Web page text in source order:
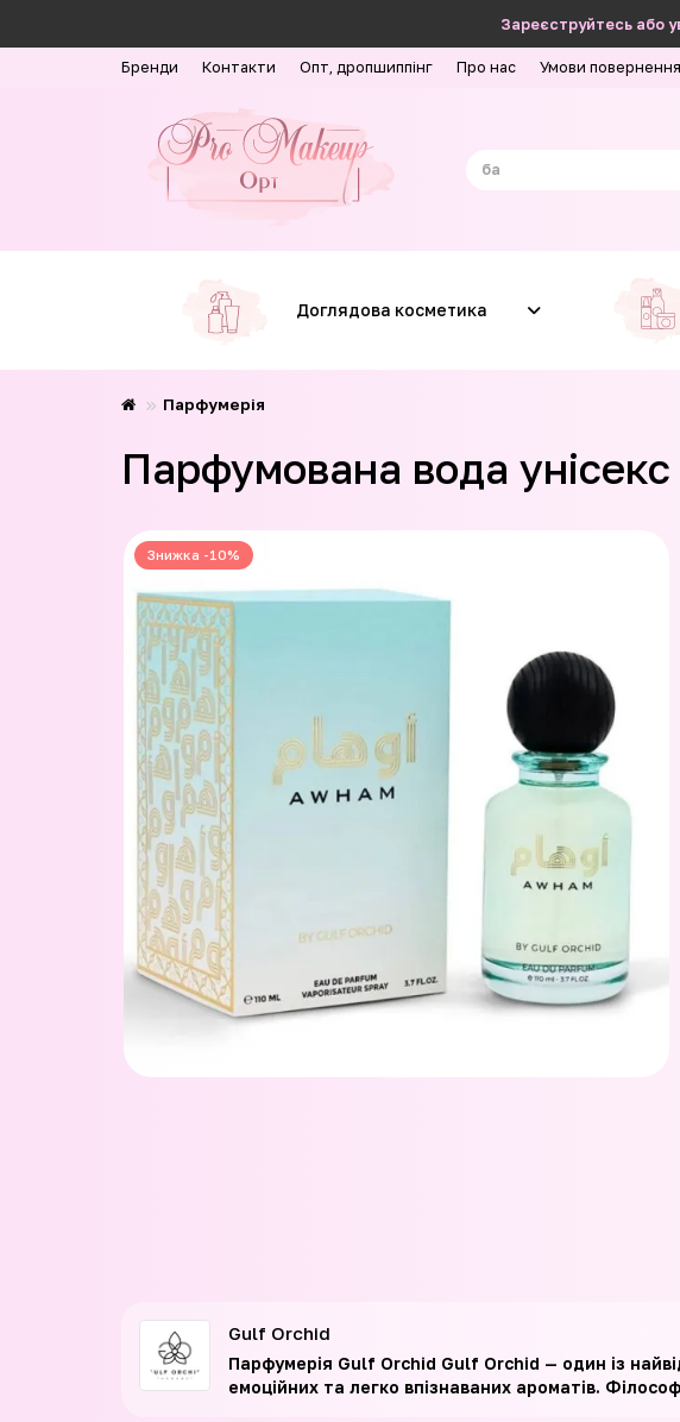
Зареєструйтесь або
Бренди Контакти Опт, дропшиппінг Про нас Умови повернення
Доглядова косметика
Парфумерія
Парфумована вода
Знижка -10%
Gulf Orchid
Парфумерія Gulf Orchid Gulf Orchid — один із
емоційних та легко впізнаваних ароматів.